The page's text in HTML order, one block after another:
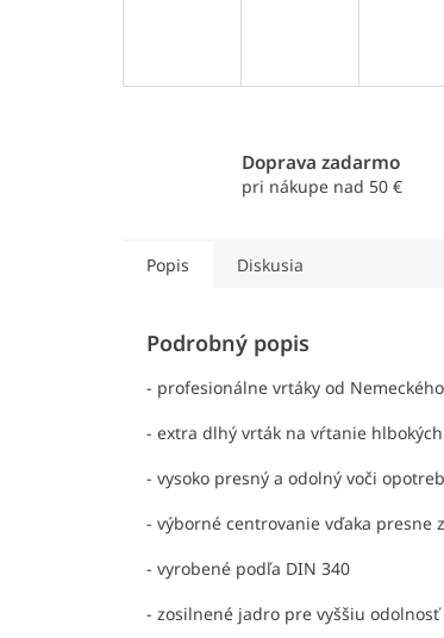
Doprava zadarmo
pri nákupe nad 50 €
Popis Diskusia
Podrobný popis
- profesionálne vrtáky od
- extra dlhý vrták na vŕtanie
- vysoko presný a odolný voči
- výborné centrovanie vďaka presne
- vyrobené podľa DIN 340
- zosilnené jadro pre vyššiu